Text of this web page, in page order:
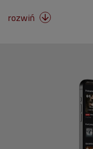
rozwiń 